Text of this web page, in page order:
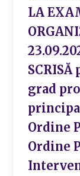
LA
grad
Ordine
Ordine